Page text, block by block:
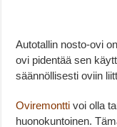
Autotallin nosto-ovi
ovi pidentää sen
säännöllisesti oviin
Oviremontti voi olla
huonokuntoinen.